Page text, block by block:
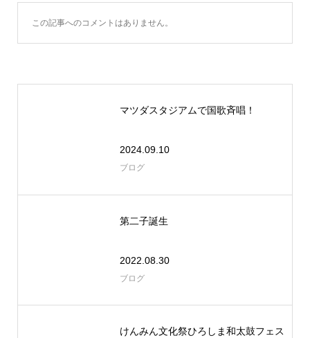
この記事へのコメントはありません。
マツダスタジアムで国歌斉唱！
2024.09.10
ブログ
第二子誕生
2022.08.30
ブログ
けんみん文化祭ひろしま和太鼓フェス